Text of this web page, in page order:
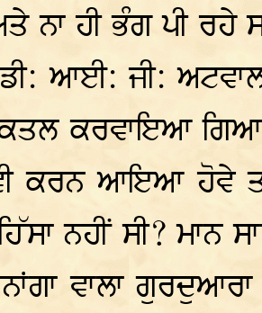
ਨਾ ਹੀ ਭੰਗ ਪੀ ਰਹੇ
ਆਈ: ਜੀ:
ਕਰਵਾਇਆ
ਕਰਨ ਆਇਆ ਹੋਵੇ
ਨਹੀਂ ਸੀ? ਮਾਨ
ਵਾਲਾ